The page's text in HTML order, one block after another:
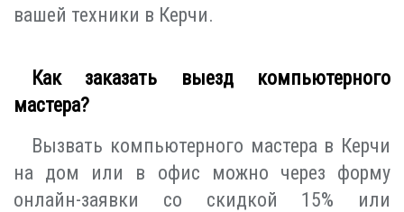
вашей техники в Керчи.
Как заказать выезд компьютерного
мастера?
Вызвать компьютерного мастера в Керчи
на дом или в офис можно через форму
онлайн-заявки со скидкой 15% или